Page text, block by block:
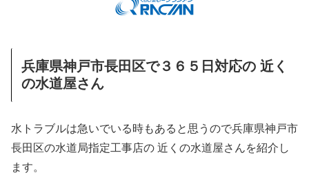
兵庫県神戸市長田区で３６５日対応の 近く
の水道屋さん
水トラブルは急いでいる時もあると思うので兵庫県神戸市
長田区の水道局指定工事店の 近くの水道屋さんを紹介し
ます。